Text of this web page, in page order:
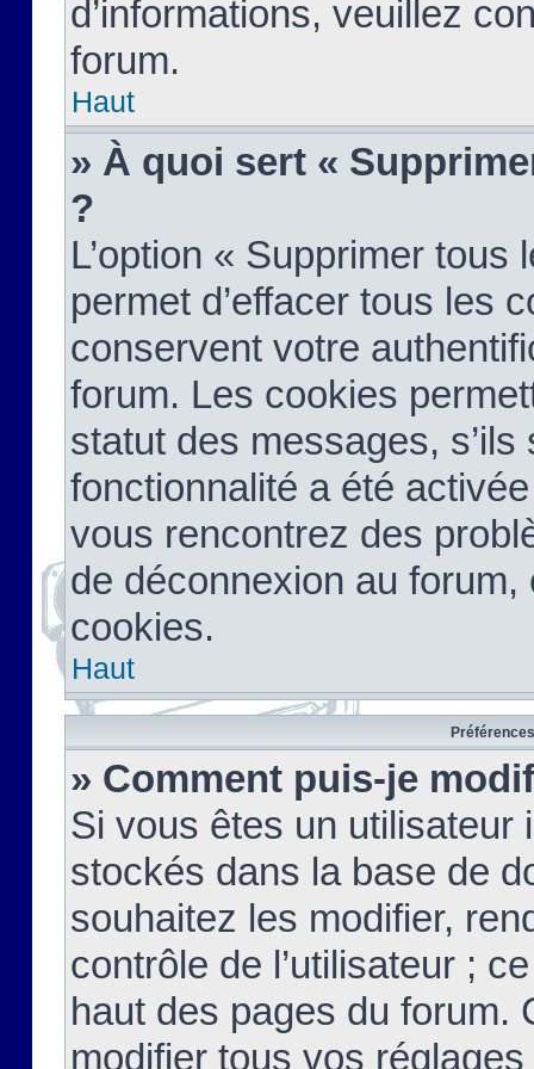
d’informations, veuillez
forum.
Haut
» À quoi sert «
?
L’option « Supprimer
permet d’effacer tous les
conservent votre
forum. Les cookies
statut des messages,
fonctionnalité a été
vous rencontrez des
de déconnexion au
cookies.
Haut
» Comment puis-je
Si vous êtes un
stockés dans la base de
souhaitez les modifier,
contrôle de l’utilisateur ;
haut des pages du forum.
modifier tous vos